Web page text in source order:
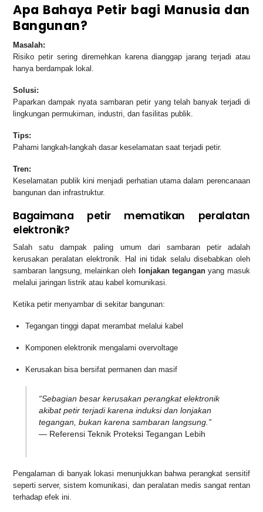
Apa Bahaya Petir bagi Manusia dan
Bangunan?
Masalah:
Risiko petir sering diremehkan karena dianggap jarang terjadi atau
hanya berdampak lokal.
Solusi:
Paparkan dampak nyata sambaran petir yang telah banyak terjadi di
lingkungan permukiman, industri, dan fasilitas publik.
Tips:
Pahami langkah-langkah dasar keselamatan saat terjadi petir.
Tren:
Keselamatan publik kini menjadi perhatian utama dalam perencanaan
bangunan dan infrastruktur.
Bagaimana petir mematikan peralatan
elektronik?
Salah satu dampak paling umum dari sambaran petir adalah
kerusakan peralatan elektronik. Hal ini tidak selalu disebabkan oleh
sambaran langsung, melainkan oleh lonjakan teganganyang masuk
melalui jaringan listrik atau kabel komunikasi.
Ketika petir menyambar di sekitar bangunan:
Tegangan tinggi dapat merambat melalui kabel
Komponen elektronik mengalami overvoltage
Kerusakan bisa bersifat permanen dan masif
“Sebagian besar kerusakan perangkat elektronik
akibat petir terjadi karena induksi dan lonjakan
tegangan, bukan karena sambaran langsung.”
— Referensi Teknik Proteksi Tegangan Lebih
Pengalaman di banyak lokasi menunjukkan bahwa perangkat sensitif
seperti server, sistem komunikasi, dan peralatan medis sangat rentan
terhadap efek ini.